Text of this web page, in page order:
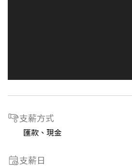
支薪方式
匯款、現金
支薪日